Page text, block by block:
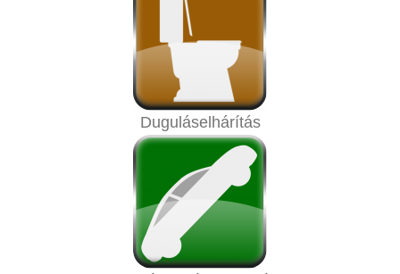
Duguláselhárítás